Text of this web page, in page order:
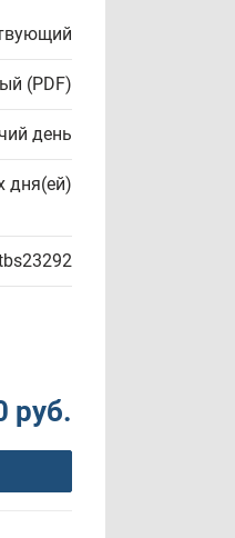
(PDF)
день
дня(ей)
руб.